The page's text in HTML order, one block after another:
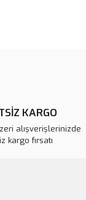
KARGO
alışverişlerinizde
kargo fırsatı